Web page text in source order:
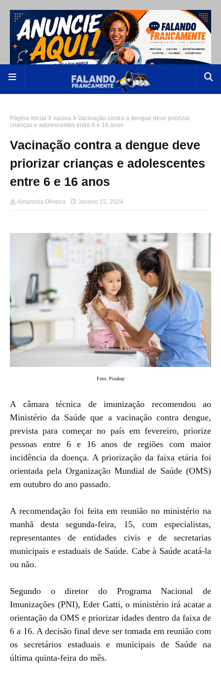
Página inicial vacina
Vacinação contra a dengue deve priorizar
crianças e adolescentes entre 6 e 16 anos
Vacinação contra a dengue deve
priorizar crianças e adolescentes
entre 6 e 16 anos
Amannda Oliveira Janeiro 15, 2024
Foto: Pixabay
A câmara técnica de imunização recomendou ao
Ministério da Saúde que a vacinação contra dengue,
prevista para começar no país em fevereiro, priorize
pessoas entre 6 e 16 anos de regiões com maior
incidência da doença. A priorização da faixa etária foi
orientada pela Organização Mundial de Saúde (OMS)
em outubro do ano passado.
A recomendação foi feita em reunião no ministério na
manhã desta segunda-feira, 15, com especialistas,
representantes de entidades civis e de secretarias
municipais e estaduais de Saúde. Cabe à Saúde acatá-la
ou não.
Segundo o diretor do Programa Nacional de
Imunizações (PNI), Eder Gatti, o ministério irá acatar a
orientação da OMS e priorizar idades dentro da faixa de
6 a 16. A decisão final deve ser tomada em reunião com
os secretários estaduais e municipais de Saúde na
última quinta-feira do mês.